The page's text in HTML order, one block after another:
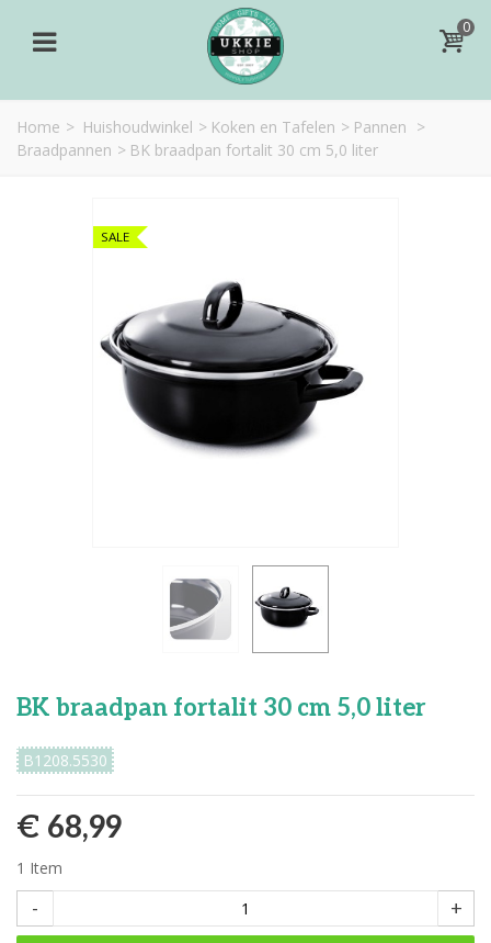
0
Home > Huishoudwinkel > Koken en Tafelen > Pannen >
Braadpannen > BK braadpan fortalit 30 cm 5,0 liter
SALE
BK braadpan fortalit 30 cm 5,0 liter
B1208.5530
€ 68,99
1 Item
- +